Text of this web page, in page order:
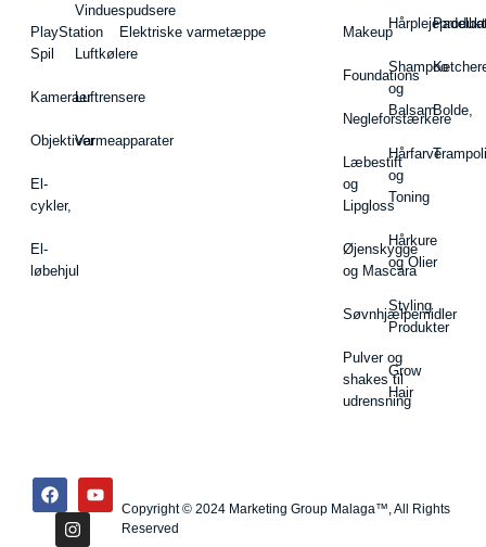
PlayStation
Spil
Kameraer
Objektiver
El-
cykler,
El-
løbehjul
Vinduespudsere
Luftkølere
Luftrensere
Varmeapparater
Elektriske varmetæppe Makeup
Foundations
Negleforstærkere
Læbestift
og
Lipgloss
Øjenskygge
og Mascara
Søvnhjælpemidler
Pulver og
shakes til
udrensning
Shampoo
og
Balsam
Hårfarve
og
Toning
Hårkure
og Olier
Styling
Produkter
Grow
Hair
Bolde,
Copyright © 2024 Marketing Group Malaga™, All Rights
Reserved